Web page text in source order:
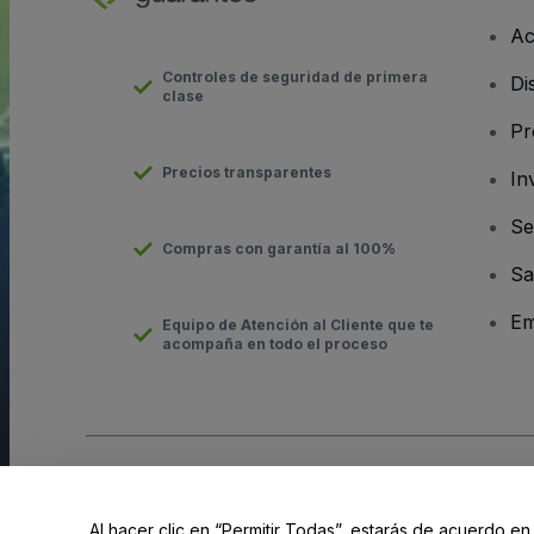
Controles de seguridad de primera
clase
Precios transparentes
Compras con garantía al 100%
Equipo de Atención al Cliente que te
acompaña en todo el proceso
Al hacer clic en “Permitir Todas”, estarás de acuerdo